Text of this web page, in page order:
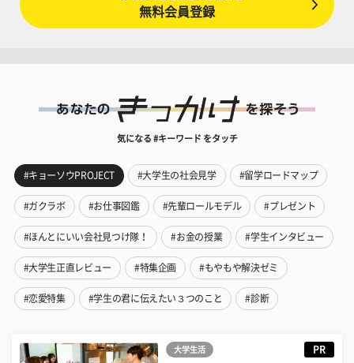
無料会員登録
気になる #キーワード をタッチ
#キョーソウPROJECT #大学生の社会見学 #留学ロードマップ
#ガクラボ #お仕事図鑑 #先輩ロールモデル #プレゼント
#ほんとにいい会社見つけ隊！ #お金の授業 #学生インタビュー
#大学生正直レビュー #特集企画 #もやもや解決ゼミ
#恋愛特集 #学生の君に伝えたい３つのこと #診断
大学生活 PR